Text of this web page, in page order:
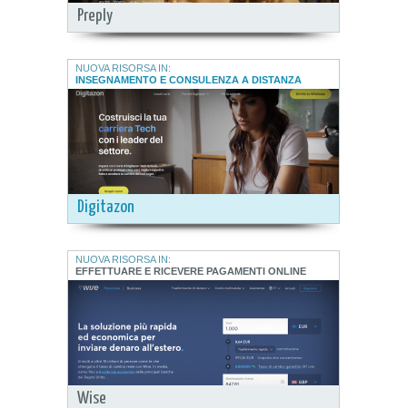
Preply
Digitazon
NUOVA RISORSA IN:
INSEGNAMENTO E CONSULENZA A DISTANZA
Wise
NUOVA RISORSA IN:
EFFETTUARE E RICEVERE PAGAMENTI ONLINE